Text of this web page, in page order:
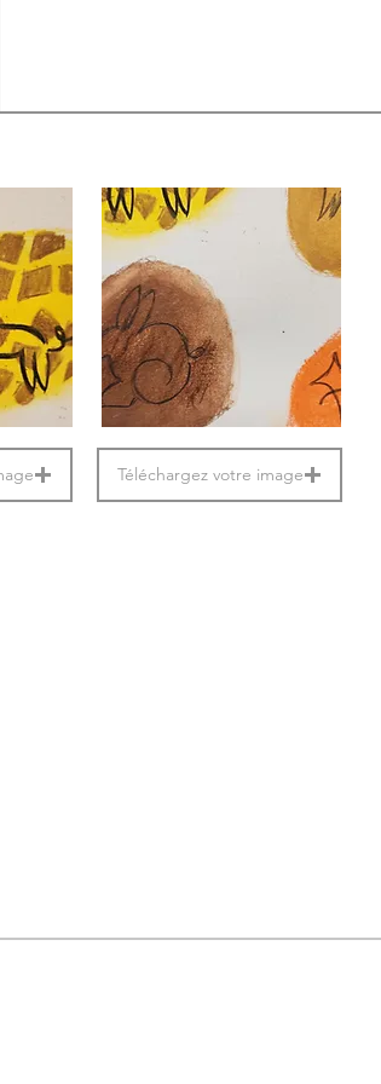
Téléchargez votre image